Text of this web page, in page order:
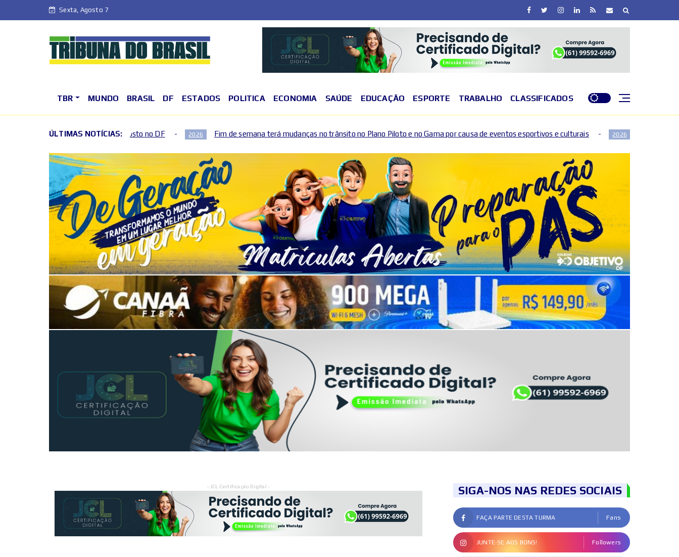
Sexta, Agosto 7
TBR MUNDO BRASIL DF ESTADOS POLITICA ECONOMIA SAÚDE EDUCAÇÃO ESPORTE TRABALHO CLASSIFICADOS
ÚLTIMAS NOTÍCIAS:
de agosto no DF 2026 Fim de semana terá mudanças no trânsito no Plano Piloto e no Gama por causa de eventos esportivos e culturais 2026 DF entra em nível de perigo por baixa
- JCL Certificação Digital - SIGA-NOS NAS REDES SOCIAIS
FAÇA PARTE DESTA TURMA Fans
JUNTE-SE AOS BONS! Followers